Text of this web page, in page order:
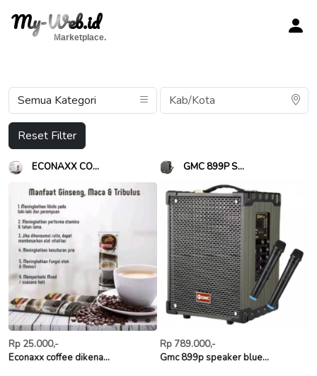
My-Web.id
Marketplace.
Reset Filter
ECONAXX CO...
Rp 25.000,-
Econaxx coffee dikena...
GMC 899P S...
Rp 789.000,-
Gmc 899p speaker blue...